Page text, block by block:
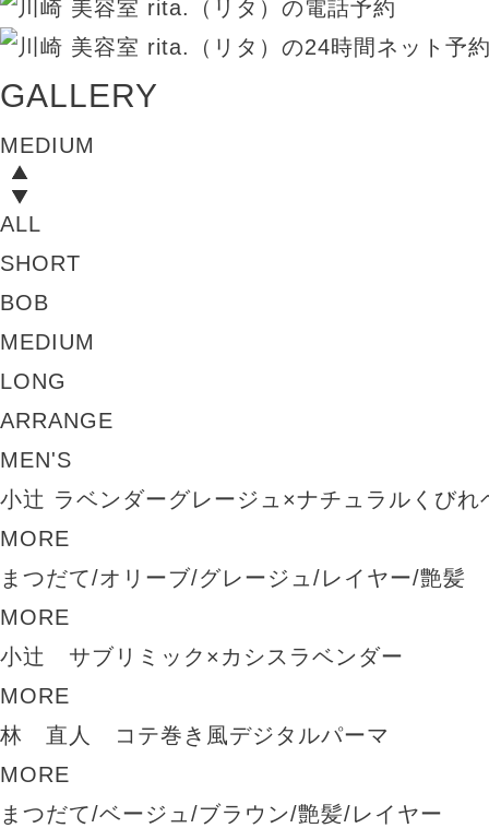
GALLERY
MEDIUM
ALL
SHORT
BOB
MEDIUM
LONG
ARRANGE
MEN'S
小辻 ラベンダーグレージュ×ナチュラルくびれ
MORE
まつだて/オリーブ/グレージュ/レイヤー/艶髪
MORE
小辻 サブリミック×カシスラベンダー
MORE
林 直人 コテ巻き風デジタルパーマ
MORE
まつだて/ベージュ/ブラウン/艶髪/レイヤー